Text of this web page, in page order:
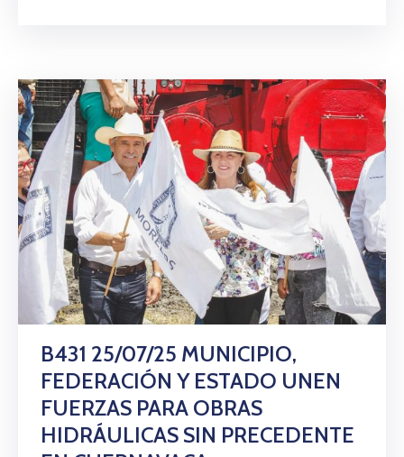
B431 25/07/25 MUNICIPIO,
FEDERACIÓN Y ESTADO UNEN
FUERZAS PARA OBRAS
HIDRÁULICAS SIN PRECEDENTE